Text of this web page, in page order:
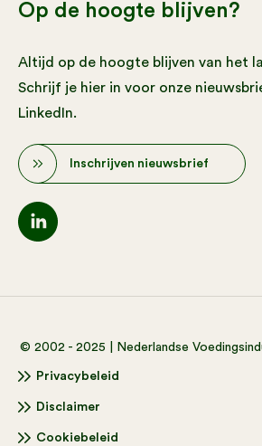
Op de hoogte blijven?
Altijd op de hoogte blijven van het
Schrijf je hier in voor onze
LinkedIn.
Inschrijven nieuwsbrief
© 2002 - 2025 | Nederlandse
Privacybeleid
Disclaimer
Cookiebeleid